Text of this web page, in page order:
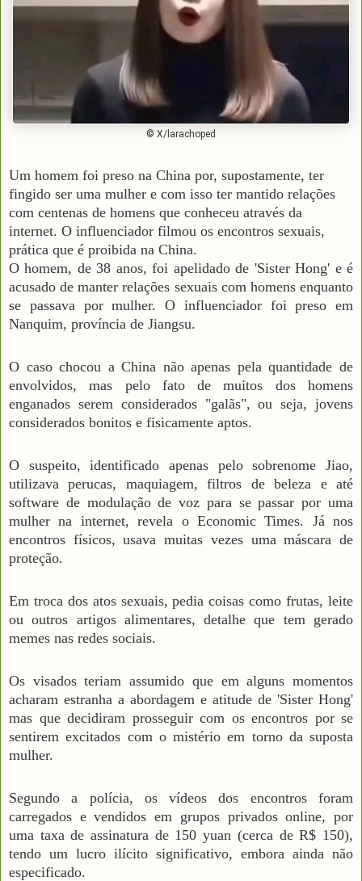
© X/larachoped
Um homem foi preso na China por, supostamente, ter
fingido ser uma mulher e com isso ter mantido relações
com centenas de homens que conheceu através da
internet. O influenciador filmou os encontros sexuais,
prática que é proibida na China.
O homem, de 38 anos, foi apelidado de 'Sister Hong' e é
acusado de manter relações sexuais com homens enquanto
se passava por mulher. O influenciador foi preso em
Nanquim, província de Jiangsu.
O caso chocou a China não apenas pela quantidade de
envolvidos, mas pelo fato de muitos dos homens
enganados serem considerados "galãs", ou seja, jovens
considerados bonitos e fisicamente aptos.
O suspeito, identificado apenas pelo sobrenome Jiao,
utilizava perucas, maquiagem, filtros de beleza e até
software de modulação de voz para se passar por uma
mulher na internet, revela o Economic Times. Já nos
encontros físicos, usava muitas vezes uma máscara de
proteção.
Em troca dos atos sexuais, pedia coisas como frutas, leite
ou outros artigos alimentares, detalhe que tem gerado
memes nas redes sociais.
Os visados teriam assumido que em alguns momentos
acharam estranha a abordagem e atitude de 'Sister Hong'
mas que decidiram prosseguir com os encontros por se
sentirem excitados com o mistério em torno da suposta
mulher.
Segundo a polícia, os vídeos dos encontros foram
carregados e vendidos em grupos privados online, por
uma taxa de assinatura de 150 yuan (cerca de R$ 150),
tendo um lucro ilícito significativo, embora ainda não
especificado.